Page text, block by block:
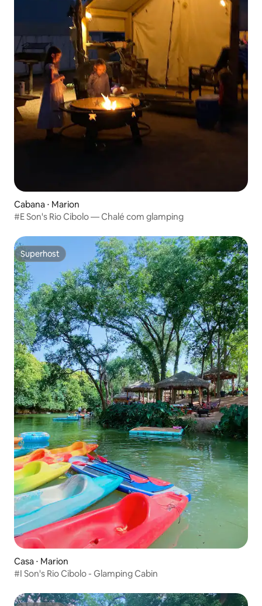
Cabana ⋅ Marion
#E Son's Rio Cibolo — Chalé com glamping
Superhost
Superhost
Casa ⋅ Marion
#I Son's Rio Cibolo - Glamping Cabin